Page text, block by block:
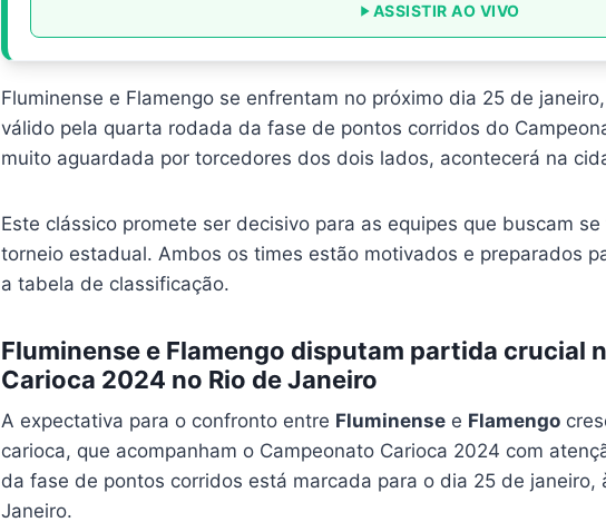
ASSISTIR AO VIVO
Fluminense e Flamengo se enfrentam no próximo dia 25 de
válido pela quarta rodada da fase de pontos corridos do
muito aguardada por torcedores dos dois lados, acontecerá na
Este clássico promete ser decisivo para as equipes que buscam
torneio estadual. Ambos os times estão motivados e preparados
a tabela de classificação.
Fluminense e Flamengo disputam partida crucial
Carioca 2024 no Rio de Janeiro
A expectativa para o confronto entre Fluminensee Flamengo
carioca, que acompanham o Campeonato Carioca 2024 com
da fase de pontos corridos está marcada para o dia 25 de janeiro,
Janeiro.